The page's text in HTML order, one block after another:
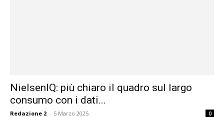
NielsenIQ: più chiaro il quadro sul largo
consumo con i dati...
Redazione 2 - 5 Marzo 2025 0